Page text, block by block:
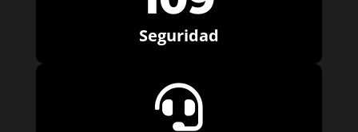
Seguridad
